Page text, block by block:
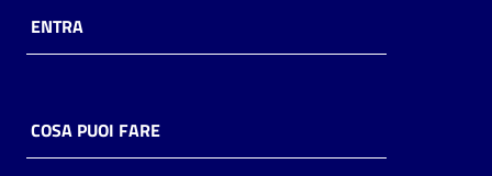
online
ENTRA
COSA PUOI FARE